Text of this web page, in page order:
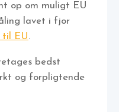
op om muligt EU
lavet i fjor
til EU.
bedst
og forpligtende